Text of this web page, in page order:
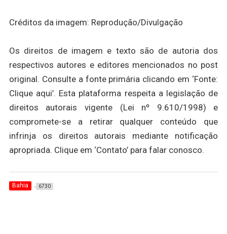
Créditos da imagem: Reprodução/Divulgação
Os direitos de imagem e texto são de autoria dos
respectivos autores e editores mencionados no post
original. Consulte a fonte primária clicando em ‘Fonte:
Clique aqui’. Esta plataforma respeita a legislação de
direitos autorais vigente (Lei nº 9.610/1998) e
compromete-se a retirar qualquer conteúdo que
infrinja os direitos autorais mediante notificação
apropriada. Clique em ‘Contato’ para falar conosco.
Bahia 6730